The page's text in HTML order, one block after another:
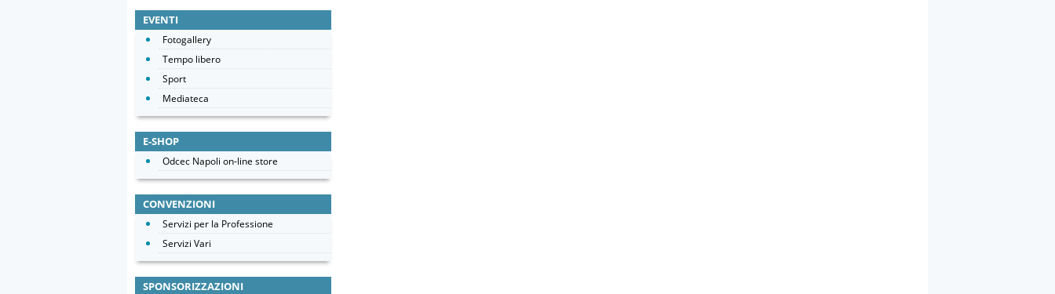
EVENTI
Fotogallery
Tempo libero
Sport
Mediateca
E-SHOP
Odcec Napoli on-line store
CONVENZIONI
Servizi per la Professione
Servizi Vari
SPONSORIZZAZIONI